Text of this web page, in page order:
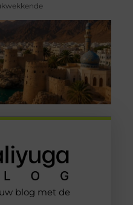
blog met de